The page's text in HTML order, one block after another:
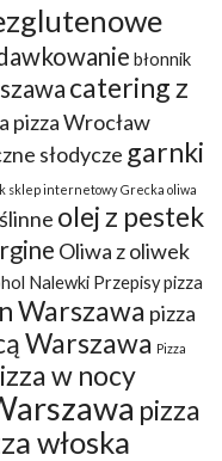
błonnik
catering z
pizza Wrocław
słodycze garnki
sklep internetowy Grecka oliwa
olej z pestek
Oliwa z oliwek
Nalewki Przepisypizza
Warszawa pizza
Warszawa Pizza
w nocy
pizza
włoska